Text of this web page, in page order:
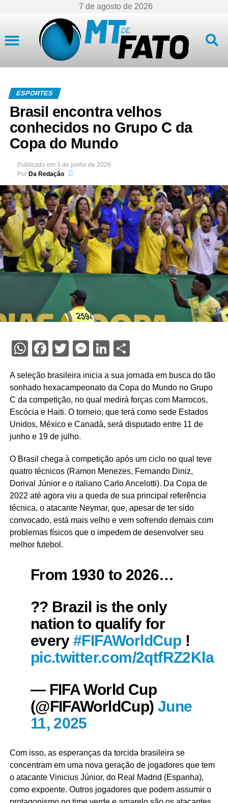
7 de agosto de 2026
ESPORTES
Brasil encontra velhos
conhecidos no Grupo C da
Copa do Mundo
Publicado em 3 de junho de 2026
Por Da Redação
WhatsApp
Facebook
Twitter
Messenger
LinkedIn
Share
A seleção brasileira inicia a sua jornada em busca do tão
sonhado hexacampeonato da Copa do Mundo no Grupo
C da competição, no qual medirá forças com Marrocos,
Escócia e Haiti. O torneio, que terá como sede Estados
Unidos, México e Canadá, será disputado entre 11 de
junho e 19 de julho.
O Brasil chega à competição após um ciclo no qual teve
quatro técnicos (Ramon Menezes, Fernando Diniz,
Dorival Júnior e o italiano Carlo Ancelotti). Da Copa de
2022 até agora viu a queda de sua principal referência
técnica, o atacante Neymar, que, apesar de ter sido
convocado, está mais velho e vem sofrendo demais com
problemas físicos que o impedem de desenvolver seu
melhor futebol.
From 1930 to 2026…
?? Brazil is the only
nation to qualify for
every#FIFAWorldCup !
pic.twitter.com/2qtfRZ2Kla
— FIFA World Cup
(@FIFAWorldCup) June
11, 2025
Com isso, as esperanças da torcida brasileira se
concentram em uma nova geração de jogadores que tem
o atacante Vinicius Júnior, do Real Madrid (Espanha),
como expoente. Outros jogadores que podem assumir o